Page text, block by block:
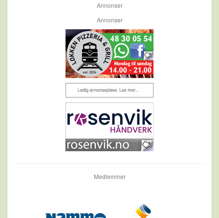
Annonser
Annonser
Medlemmer